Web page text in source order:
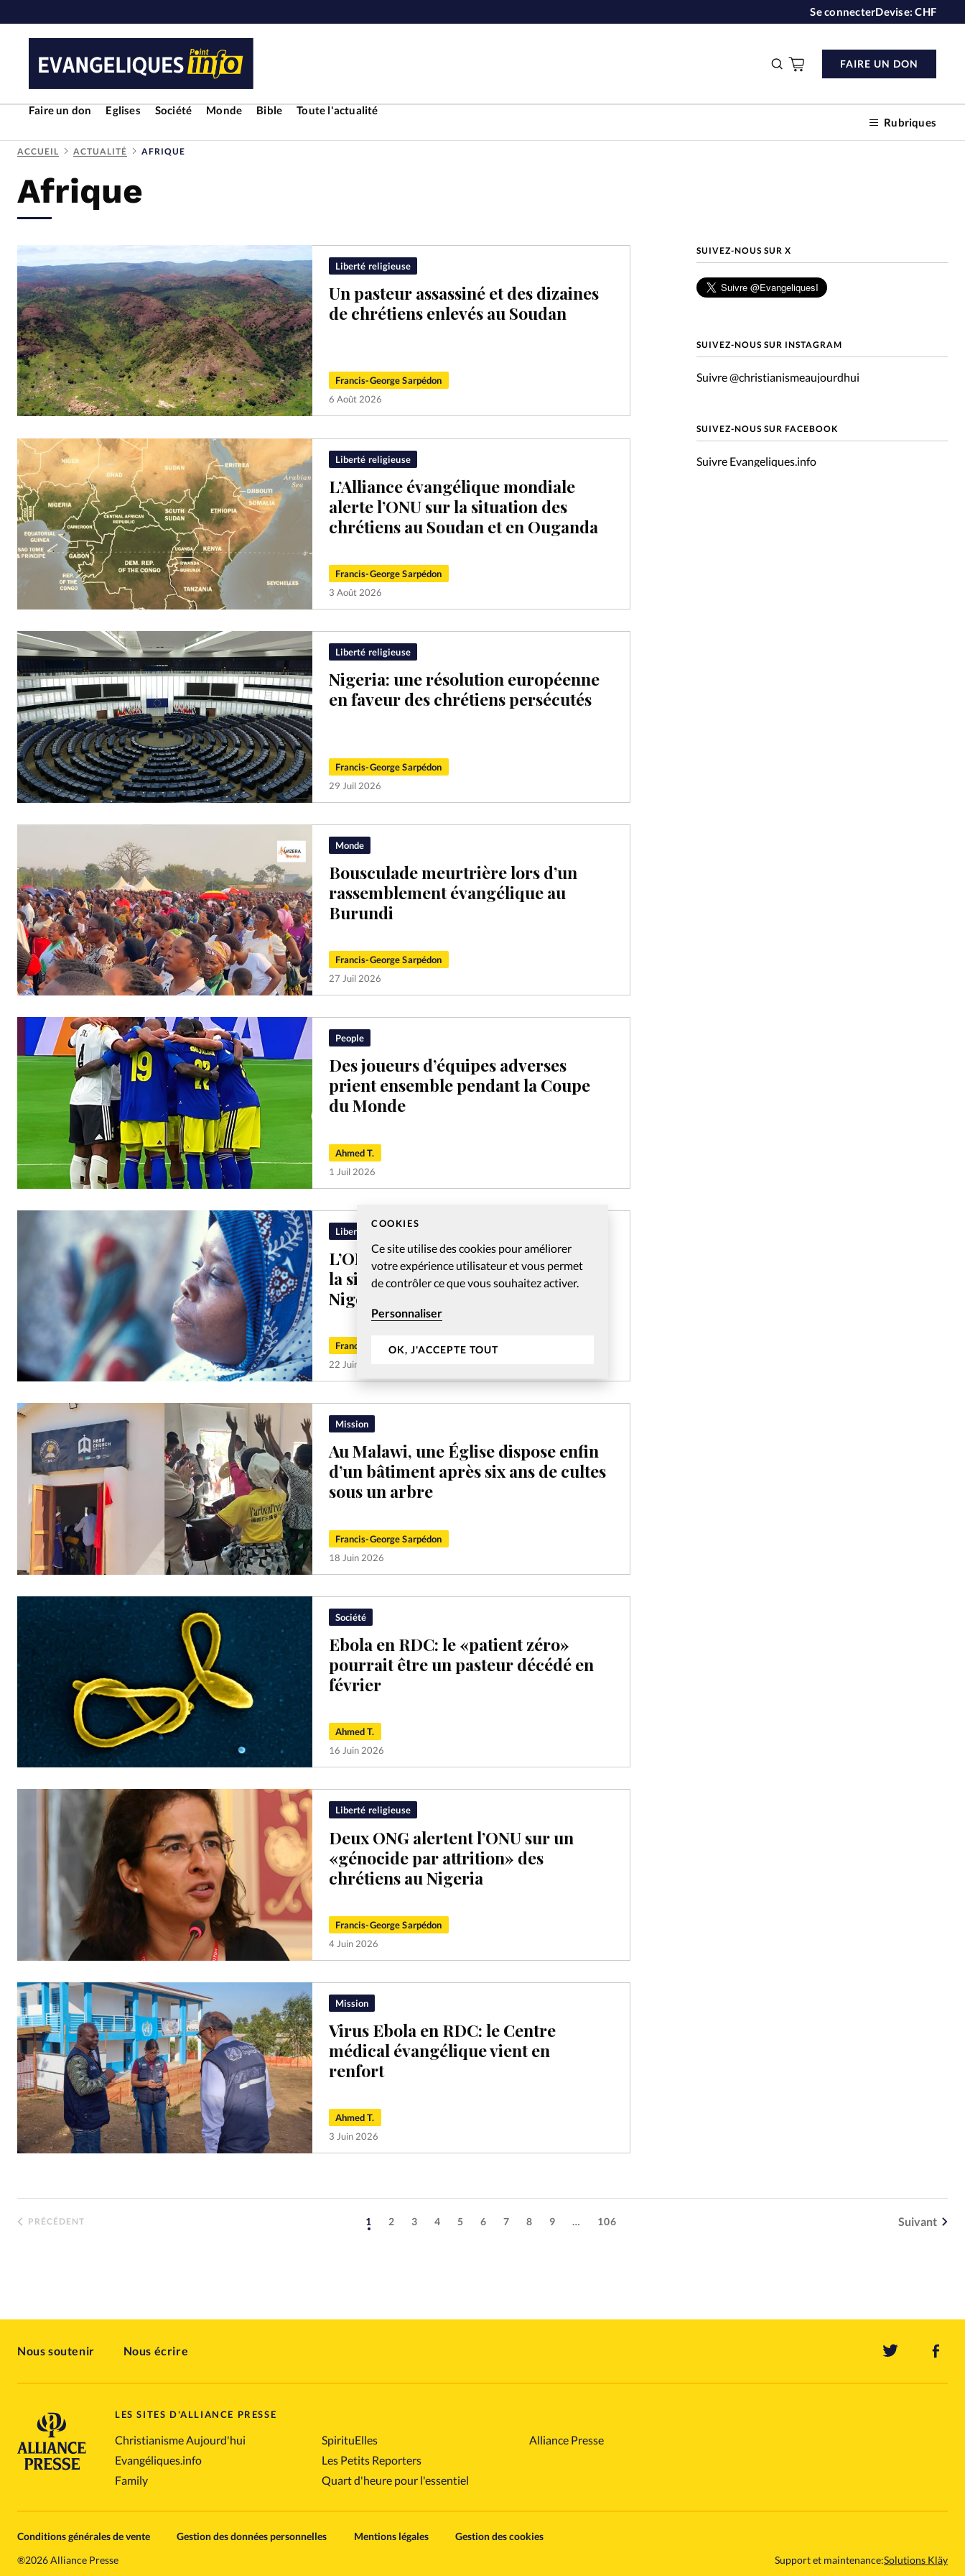
COOKIES
Ce site utilise des cookies pour améliorer
votre expérience utilisateur et vous permet
de contrôler ce que vous souhaitez activer.
Personnaliser
OK, J'ACCEPTE TOUT
Se connecterDevise:CHF
Faire un don Eglises Société Monde Bible
Toute l'actualité
Rubriques
FAIRE UN DON
RUBRIQUES
Toute l'actualité
Economie
Eglises Histoire
Laicité
Liberté religieuse
Mission
Monde
People
Politique Religions
La rédaction
Changement d'adresse
Nous contacter
ACCUEIL ACTUALITÉ AFRIQUE
Afrique
Liberté religieuse
Un pasteur assassiné et des dizaines
de chrétiens enlevés au Soudan
Francis-George Sarpédon
6 Août 2026
Liberté religieuse
L’Alliance évangélique mondiale
alerte l’ONU sur la situation des
chrétiens au Soudan et en Ouganda
Francis-George Sarpédon
3 Août 2026
Liberté religieuse
Nigeria: une résolution européenne
en faveur des chrétiens persécutés
Francis-George Sarpédon
29 Juil 2026
Monde
Bousculade meurtrière lors d’un
rassemblement évangélique au
Burundi
Francis-George Sarpédon
27 Juil 2026
People
Des joueurs d’équipes adverses
prient ensemble pendant la Coupe
du Monde
Ahmed T.
1 Juil 2026
Liberté religieuse
L’ONU tire la sonnette d’alarme sur
la situation des chrétiennes au
Nigeria
Francis-George Sarpédon
22 Juin 2026
Mission
Au Malawi, une Église dispose enfin
d’un bâtiment après six ans de cultes
sous un arbre
Francis-George Sarpédon
18 Juin 2026
Société
Ebola en RDC: le «patient zéro»
pourrait être un pasteur décédé en
février
Ahmed T.
16 Juin 2026
Liberté religieuse
Deux ONG alertent l’ONU sur un
«génocide par attrition» des
chrétiens au Nigeria
Francis-George Sarpédon
4 Juin 2026
Mission
Virus Ebola en RDC: le Centre
médical évangélique vient en
renfort
Ahmed T.
3 Juin 2026
PRÉCÉDENT 1 2 3 4 5 6 7 8 9 … 106 Suivant
SUIVEZ-NOUS SUR X
SUIVEZ-NOUS SUR INSTAGRAM
Suivre @christianismeaujourdhui
SUIVEZ-NOUS SUR FACEBOOK
Suivre Evangeliques.info
Nous soutenir Nous écrire
LES SITES D'ALLIANCE PRESSE
Christianisme Aujourd'hui
Evangéliques.info
Family
SpirituElles
Les Petits Reporters
Quart d'heure pour l'essentiel
Alliance Presse
Conditions générales de vente Gestion des données personnelles Mentions légales
Gestion des cookies
®2026 Alliance Presse Support et maintenance:Solutions Kläy